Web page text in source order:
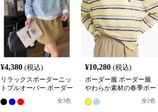
¥4,380 (税込)
リラックスボーダーニッ
トプルオーバー ボーダー
全3色
¥10,280 (税込)
ボーダー服 ボーダー服
やわらか素材の春季ボー
全2色